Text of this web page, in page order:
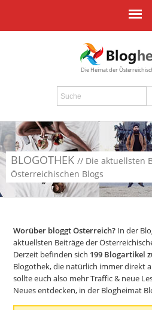
Die Heimat der
BLOGOTHEK // Die aktuellsten
Österreichischen Blogs
Worüber bloggt Österreich? In der
aktuellsten Beiträge der
Derzeit befinden sich 199 Blogartikel
Blogothek, die natürlich immer direkt
sollte euch also mehr Traffic & neue
Neues entdecken, in der Blogheimat